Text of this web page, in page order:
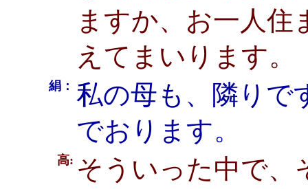
ますか、お一人住
えてまいります。
絹： 私の母も、隣りで
でおります。
高: そういった中で、